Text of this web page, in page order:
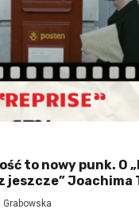
to nowy punk. O
jeszcze” Joachima
Grabowska